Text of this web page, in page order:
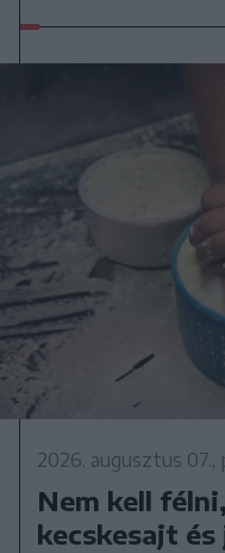
2026. augusztus
Nem kell
kecskesajt